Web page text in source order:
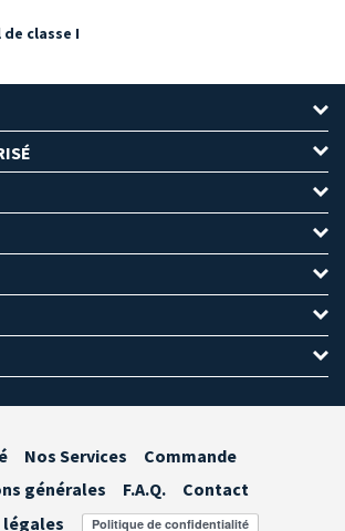
classe I
Nos Services
Commande
générales
F.A.Q.
Contact
légales